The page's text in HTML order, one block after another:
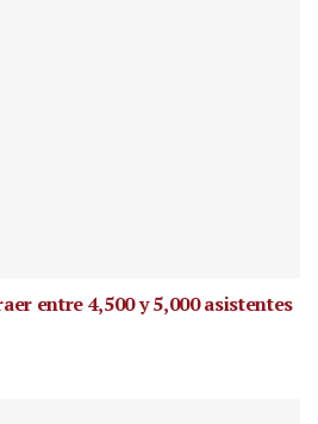
entre 4,500 y 5,000 asistentes